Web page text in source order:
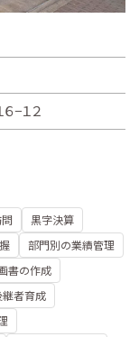
−１２
黒字決算
部門別の業績管理
書の作成
継者育成